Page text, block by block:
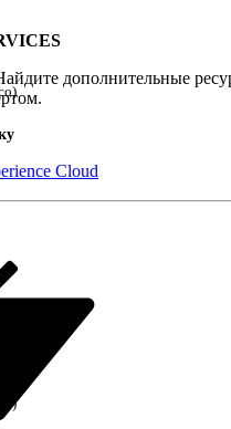
Очистить все
отсутствуют
дополнительные
Cloud